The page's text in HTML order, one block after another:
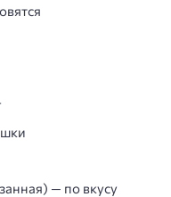
— по вкусу